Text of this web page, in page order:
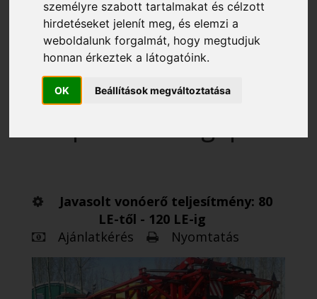
személyre szabott tartalmakat és célzott
hirdetéseket jelenít meg, és elemzi a
weboldalunk forgalmát, hogy megtudjuk
honnan érkeztek a látogatóink.
OK Beállítások megváltoztatása
FORRÁS-GÉPEK 3000
vontatott full paralell
Javasolt vonóerő teljesítmény: 80
LE-től - 120 LE-ig
Ajánlatkérés
Nyomtatás